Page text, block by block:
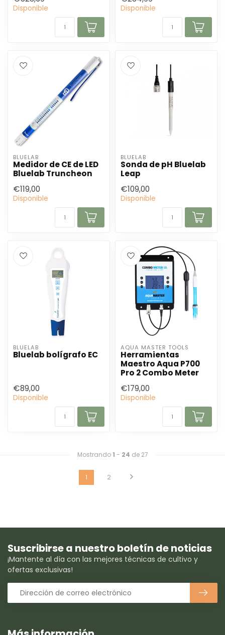
Disponible Disponible
BLUELAB
Medidor de CE de LED
Bluelab Truncheon
€119,00
Disponible
BLUELAB
Sonda de pH Bluelab
Leap
€109,00
Disponible
BLUELAB
Bluelab bolígrafo EC
€89,00
Disponible
AQUA MASTER TOOLS
Herramientas
Maestro Aqua P700
Pro 2 Combo Meter
€179,00
Disponible
Mostrando 1 - 24 de 27
1 2
Suscribirse a nuestro boletín de noticias
¡Mantente al día con las mejores técnicas de cultivo y
ofertas exclusivas!